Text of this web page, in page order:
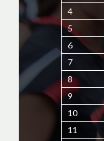
4
5
6
7
8
9
10
11